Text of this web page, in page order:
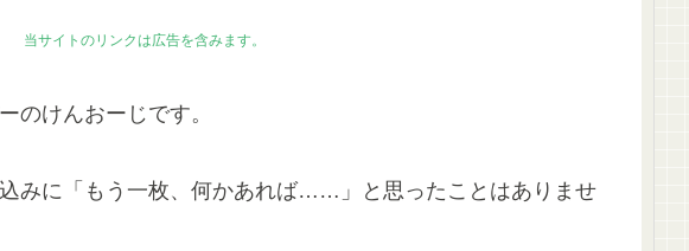
当サイトのリンクは広告を含みます。
のけんおーじです。
みに「もう一枚、何かあれば……」と思ったことはありませ